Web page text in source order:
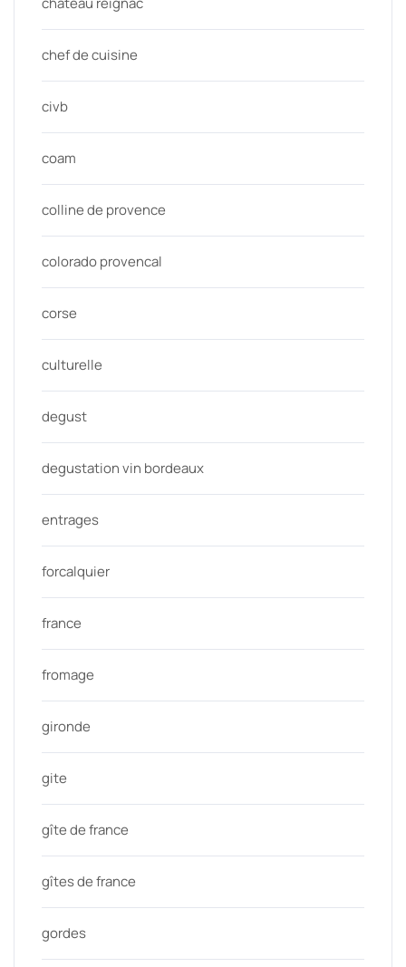
chef de cuisine
civb
coam
colline de provence
colorado provencal
corse
culturelle
degust
degustation vin bordeaux
entrages
forcalquier
france
fromage
gironde
gite
gîte de france
gîtes de france
gordes